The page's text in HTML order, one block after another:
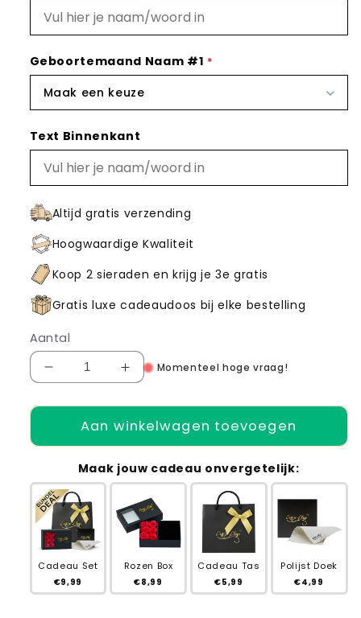
Geboortemaand Naam #1
Maak een keuze
Text Binnenkant
Altijd gratis verzending
Hoogwaardige Kwaliteit
Koop 2 sieraden en krijg je 3e gratis
Gratis luxe cadeaudoos bij elke bestelling
Aantal
Aantal
voor
Gepersonaliseerde
Zilveren
Geboortesteen
Familiering
Aantal
voor
Gepersonaliseerde
Zilveren
Geboortesteen
Familiering
Momenteel hoge vraag!
Aan winkelwagen toevoegen
Maak jouw cadeau onvergetelijk:
Cadeau Set
€9,99
Rozen Box
€8,99
Cadeau Tas
€5,99
Polijst Doek
€4,99